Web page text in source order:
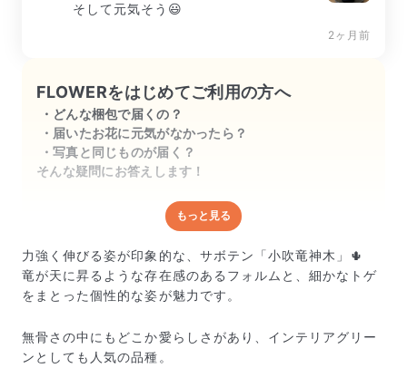
そして元気そう😃
2ヶ月前
FLOWERをはじめてご利用の方へ
どんな梱包で届くの？
届いたお花に元気がなかったら？
写真と同じものが届く？
そんな疑問にお答えします！
どんな梱包で届くの？
出荷前に水揚げ（花が水を吸いやすくなる処理）を施
し、専用ボックスに丁寧に梱包してお届けしています。
きゅっとまとめられて一見窮屈そうに見えますが、輸送
中の衝撃による折れや擦れを軽減する効果があります。
もっと見る
力強く伸びる姿が印象的な、サボテン「小吹竜神木」🌵
竜が天に昇るような存在感のあるフォルムと、細かなトゲ
をまとった個性的な姿が魅力です。
無骨さの中にもどこか愛らしさがあり、インテリアグリー
ンとしても人気の品種。